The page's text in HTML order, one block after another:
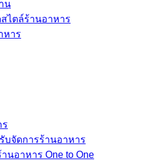
น
ไตล์ร้านอาหาร
หาร
บจัดการร้านอาหาร
นอาหาร One to One